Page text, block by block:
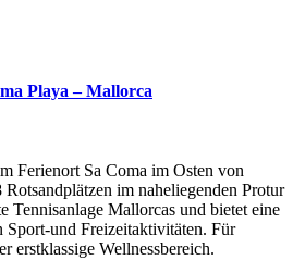
Playa – Mallorca
Ferienort Sa Coma im Osten von
im naheliegenden Protur
Tennisanlage Mallorcas und bietet eine
Sport-und Freizeitaktivitäten. Für
erstklassige Wellnessbereich.